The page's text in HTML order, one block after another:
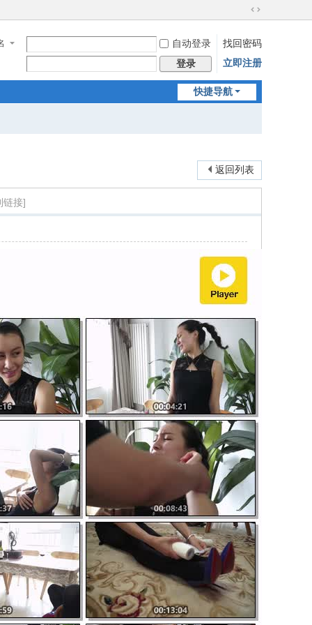
切
到
宽
自动登录
找回密码
登录
立即注册
快捷导航
返回列表
链接]